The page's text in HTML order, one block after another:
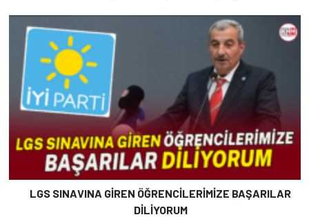
LGS SINAVINA GİREN ÖĞRENCİLERİMİZE BAŞARILAR
DİLİYORUM